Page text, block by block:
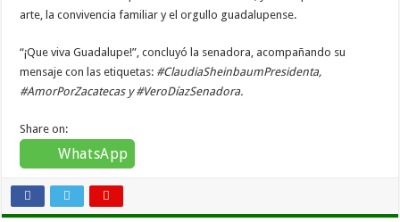
arte, la convivencia familiar y el orgullo guadalupense.
“¡Que viva Guadalupe!”, concluyó la senadora, acompañando su
mensaje con las etiquetas: #ClaudiaSheinbaumPresidenta,
#AmorPorZacatecas y #VeroDíazSenadora.
Share on:
WhatsApp